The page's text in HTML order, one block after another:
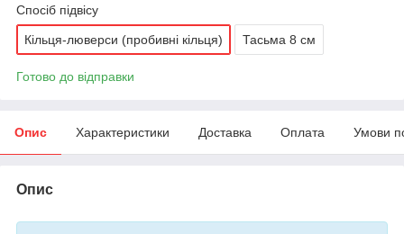
Спосіб підвісу
Кільця-люверси (пробивні кільця) Тасьма 8 см
Готово до відправки
Опис Характеристики Доставка Оплата Умови
Опис